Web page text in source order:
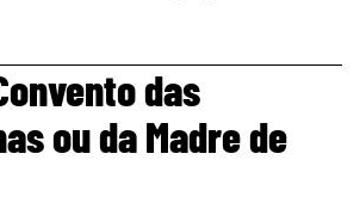
das
ou da Madre de